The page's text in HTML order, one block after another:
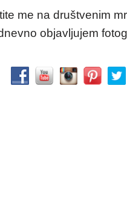
me na društvenim
objavljujem